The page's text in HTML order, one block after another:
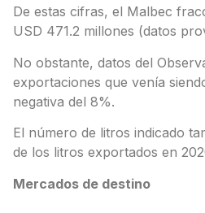
De estas cifras, el Malbec
USD 471.2 millones (datos
No obstante, datos del
exportaciones que venía
negativa del 8%.
El número de litros indicado
de los litros exportados en
Mercados de destino